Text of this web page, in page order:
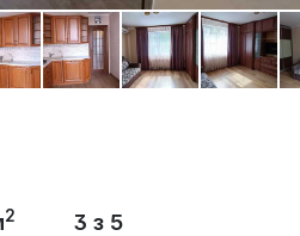
2 3 з 5